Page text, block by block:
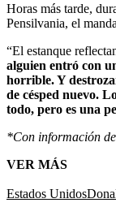
Horas más tarde,
Pensilvania, el
“El estanque
alguien entró con
horrible. Y
de césped nuevo.
todo, pero es una
*Con información
VER MÁS
Estados Unidos